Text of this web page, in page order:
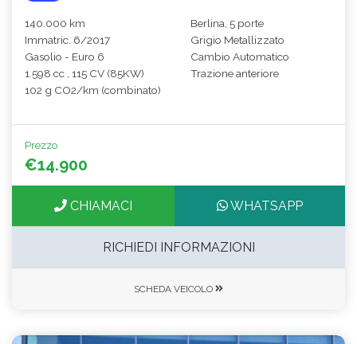
140.000 km
Immatric. 6/2017
Gasolio - Euro 6
1.598 cc , 115 CV (85KW)
102 g CO2/km (combinato)
Berlina, 5 porte
Grigio Metallizzato
Cambio Automatico
Trazione anteriore
Prezzo
€14.900
CHIAMACI WHATSAPP
RICHIEDI INFORMAZIONI
SCHEDA VEICOLO